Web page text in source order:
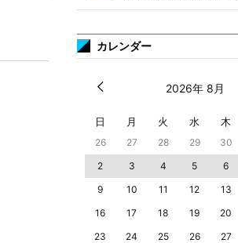
カレンダー
2026年 8月
日 月 火 水 木
26 27 28 29 30
2
3 4 5 6
9
10 11 12 13
16
17 18 19 20
23
24 25 26 27